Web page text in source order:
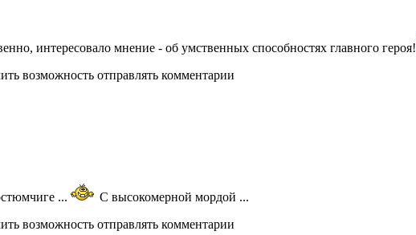
интересовало мнение - об умственных способностях главного героя!
возможность отправлять комментарии
...
С высокомерной мордой ...
возможность отправлять комментарии